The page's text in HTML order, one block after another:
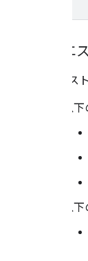
リクエ
リクエス
以
以